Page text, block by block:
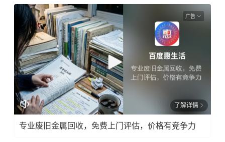
广告
了解详情
专业废旧金属回收，免费上门评估，价格有竞争力